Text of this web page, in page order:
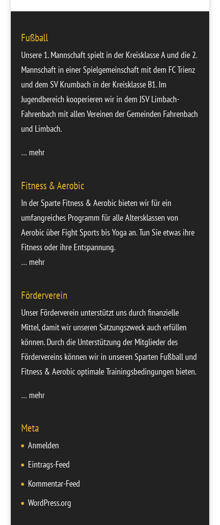
Fußball
Unsere 1. Mannschaftspielt in der Kreisklasse A und die 2.
Mannschaftin einer Spielgemeinschaft mit dem FC Trienz
und dem SV Krumbach in der Kreisklasse B1. Im
Jugendbereich kooperieren wir in dem JSV Limbach-
Fahrenbach mit allen Vereinen der Gemeinden Fahrenbach
und Limbach.
… mehr
Fitness & Aerobic
In der Sparte Fitness & Aerobic bieten wir für ein
umfangreiches Programm für alle Altersklassen von
Aerobic über Fight Sports bis Yoga an. Tun Sie etwas ihre
Fitness oder ihre Entspannung.
… mehr
Förderverein
Unser Förderverein unterstützt uns durch finanzielle
Mittel, damit wir unseren Satzungszweck auch erfüllen
können. Durch die Unterstützung der Mitglieder des
Fördervereins können wir in unseren Sparten Fußball und
Fitness & Aerobic optimale Trainingsbedingungen bieten.
… mehr
Meta
Anmelden
Eintrags-Feed
Kommentar-Feed
WordPress.org